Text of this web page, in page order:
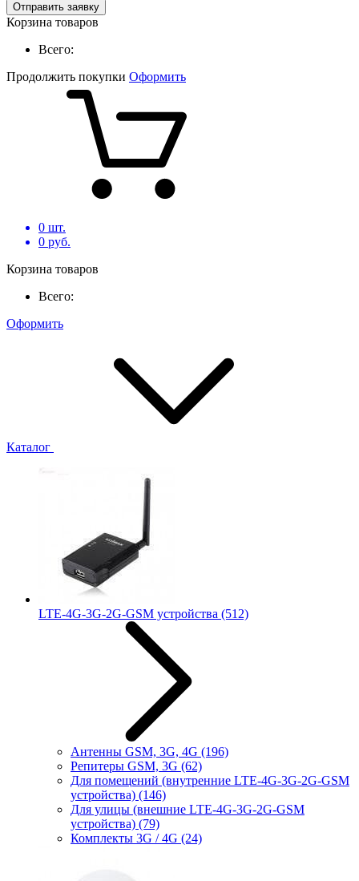
Отправить заявку
Корзина товаров
Всего:
Продолжить покупки Оформить
0 шт.
0 руб.
Корзина товаров
Всего:
Оформить
Каталог
LTE-4G-3G-2G-GSM устройства (512)
Антенны GSM, 3G, 4G (196)
Репитеры GSM, 3G (62)
Для помещений (внутренние LTE-4G-3G-2G-GSM
устройства) (146)
Для улицы (внешние LTE-4G-3G-2G-GSM
устройства) (79)
Комплекты 3G / 4G (24)